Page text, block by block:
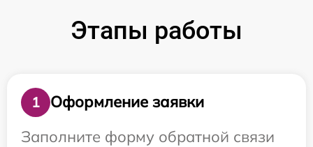
Этапы работы
1
Оформление заявки
Заполните форму обратной связи